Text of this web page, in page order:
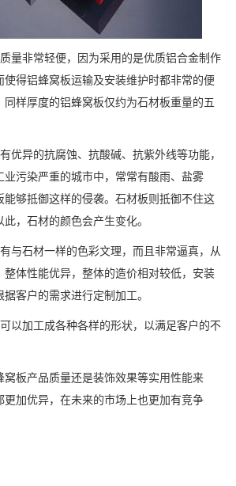
量非常轻便，因为采用的是优质铝合金制作
使得铝蜂窝板运输及安装维护时都非常的便
样厚度的铝蜂窝板仅约为石材板重量的五
优异的抗腐蚀、抗酸碱、抗紫外线等功能，
业污染严重的城市中，常常有酸雨、盐雾
能够抵御这样的侵袭。石材板则抵御不住这
，石材的颜色会产生变化。
与石材一样的色彩文理，而且非常逼真，从
整体性能优异，整体的造价相对较低，安装
客户的需求进行定制加工。
以加工成各种各样的形状，以满足客户的不
窝板产品质量还是装饰效果等实用性能来
更加优异，在未来的市场上也更加有竞争